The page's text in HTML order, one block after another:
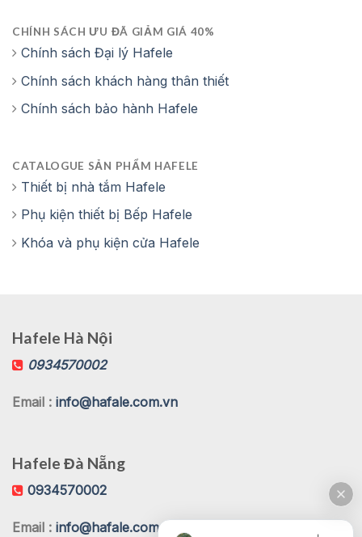
CHÍNH SÁCH ƯU ĐÃ GIẢM GIÁ 40%
Chính sách Đại lý Hafele
Chính sách khách hàng thân thiết
Chính sách bảo hành Hafele
CATALOGUE SẢN PHẨM HAFELE
Thiết bị nhà tắm Hafele
Phụ kiện thiết bị Bếp Hafele
Khóa và phụ kiện cửa Hafele
Hafele Hà Nội
0934570002
Email : info@hafale.com.vn
Hafele Đà Nẵng
0934570002
Email : info@hafale.com.vn